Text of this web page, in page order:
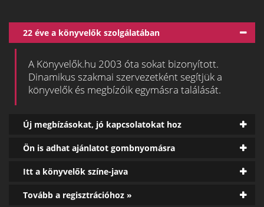
22 éve a könyvelők szolgálatában
A Könyvelők.hu 2003 óta sokat bizonyított.
Dinamikus szakmai szervezetként segítjük a
könyvelők és megbízóik egymásra találását.
Új megbízásokat, jó kapcsolatokat hoz
Ön is adhat ajánlatot gombnyomásra
Itt a könyvelők színe-java
Tovább a regisztrációhoz »